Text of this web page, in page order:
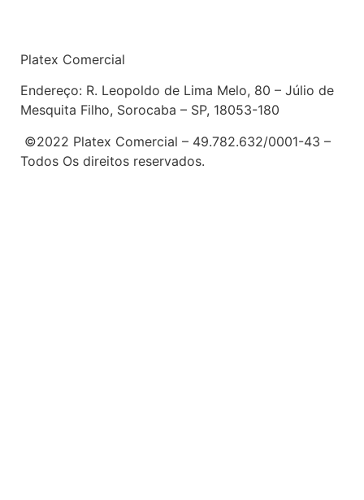
Platex Comercial
Endereço: R. Leopoldo de Lima Melo, 80 – Júlio de
Mesquita Filho, Sorocaba – SP, 18053-180
©2022 Platex Comercial – 49.782.632/0001-43 –
Todos Os direitos reservados.